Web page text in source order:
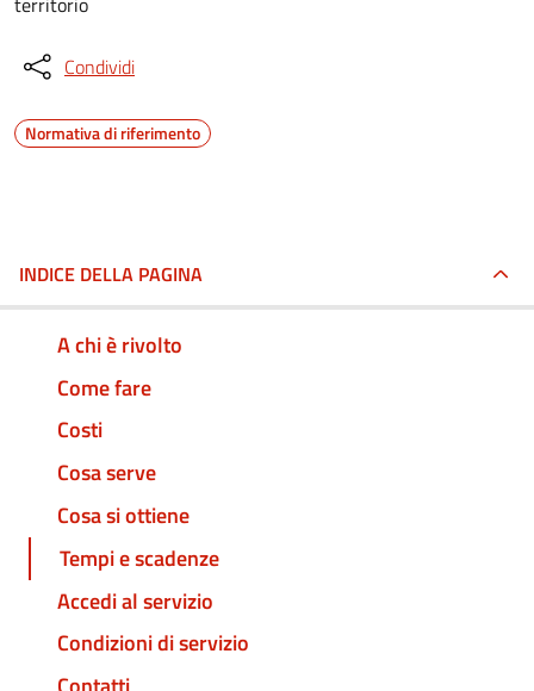
Condividi
Normativa di riferimento
INDICE DELLA PAGINA
A chi è rivolto
Come fare
Costi
Cosa serve
Cosa si ottiene
Tempi e scadenze
Accedi al servizio
Condizioni di servizio